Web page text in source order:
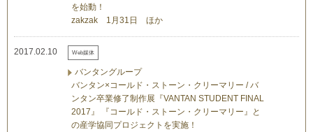
を始動！
zakzak 1月31日 ほか
2017.02.10 Web媒体
バンタングループ
バンタン×コールド・ストーン・クリーマリー / バ
ンタン卒業修了制作展『VANTAN STUDENT FINAL
2017』 『コールド・ストーン・クリーマリー』と
の産学協同プロジェクトを実施！